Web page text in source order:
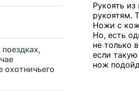
охотничьего
Рукоять
рукоятям.
Ножи с
Но, есть
не только
если
нож